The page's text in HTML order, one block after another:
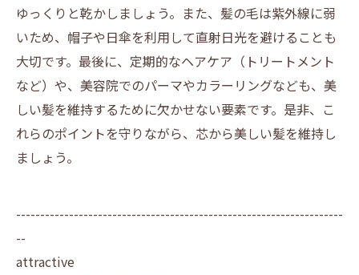
ゆっくりと乾かしましょう。また、髪の毛は紫外線に弱
いため、帽子や日傘を利用して直射日光を避けることも
大切です。最後に、定期的なヘアケア（トリートメント
など）や、美容院でのパーマやカラーリングなども、美
しい髪を維持するために欠かせない要素です。是非、こ
れらのポイントを守りながら、芯から美しい髪を維持し
ましょう。
--------------------------------------------------------------------
--
attractive